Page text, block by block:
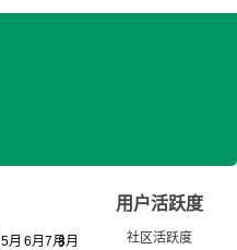
用户活跃度